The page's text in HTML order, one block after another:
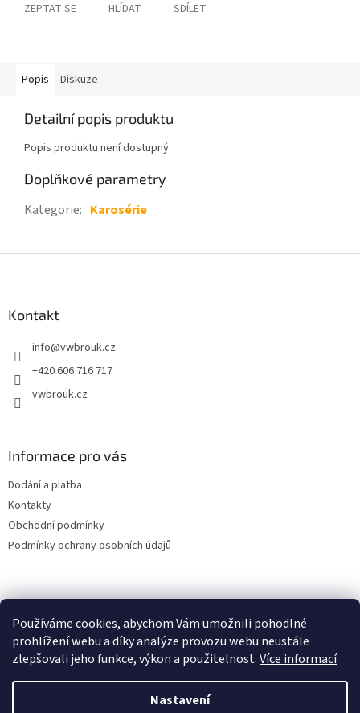
Používáme cookies, abychom Vám umožnili pohodlné
prohlížení webu a díky analýze provozu webu neustále
zlepšovali jeho funkce, výkon a použitelnost.Více informací
Nastavení
ZEPTAT SE HLÍDAT SDÍLET
Popis Diskuze
Detailní popis produktu
Popis produktu není dostupný
Doplňkové parametry
Kategorie: Karosérie
Kontakt
info@vwbrouk.cz
+420 606 716 717
vwbrouk.cz
Informace pro vás
Dodání a platba
Kontakty
Obchodní podmínky
Podmínky ochrany osobních údajů
Vytvořil Shoptet